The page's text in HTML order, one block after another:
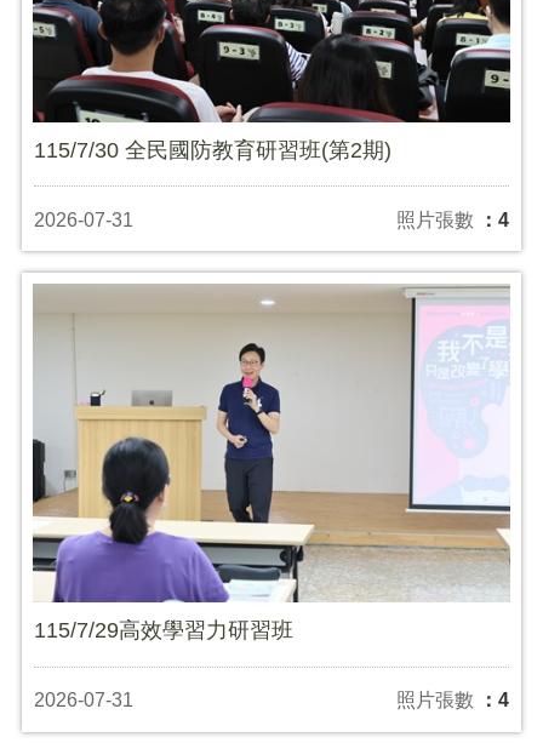
115/7/30 全民國防教育研習班(第2期)
2026-07-31 照片張數 ：4
115/7/29高效學習力研習班
2026-07-31 照片張數 ：4